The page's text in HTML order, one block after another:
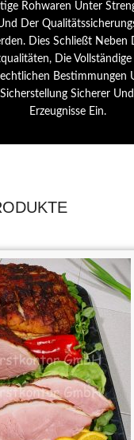
Rohwaren Unter
Der
Dies Schließt Neben
Die
Bestimmungen
Sicherer
Erzeugnisse Ein.